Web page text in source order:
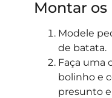
Montar os
Modele
de batata.
Faça uma
bolinho e
presunto